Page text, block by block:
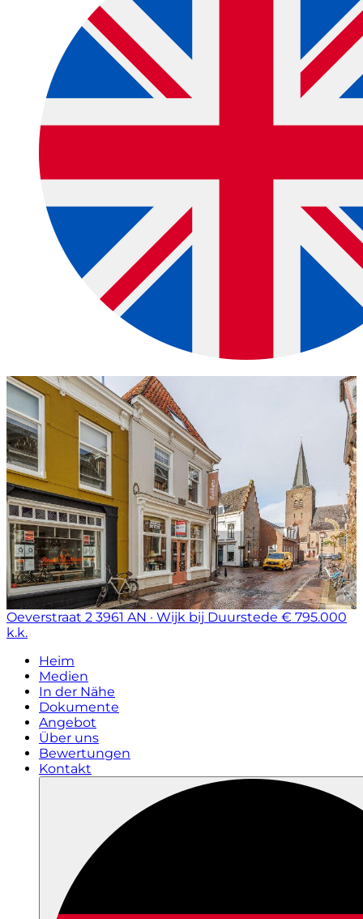
Oeverstraat 2 3961 AN · Wijk bij Duurstede € 795.000
k.k.
Heim
Medien
In der Nähe
Dokumente
Angebot
Über uns
Bewertungen
Kontakt